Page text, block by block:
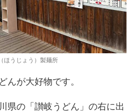
ほうじょう）製麺所
んが大好物です。
県の「讃岐うどん」の右に出